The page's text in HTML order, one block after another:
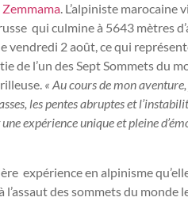
. L’alpiniste
qui culmine à 5643 mètres
vendredi 2 août, ce qui
de l’un des Sept Sommets du
« Au cours de mon
les pentes abruptes et
expérience unique et pleine
expérience en alpinisme
des sommets du monde